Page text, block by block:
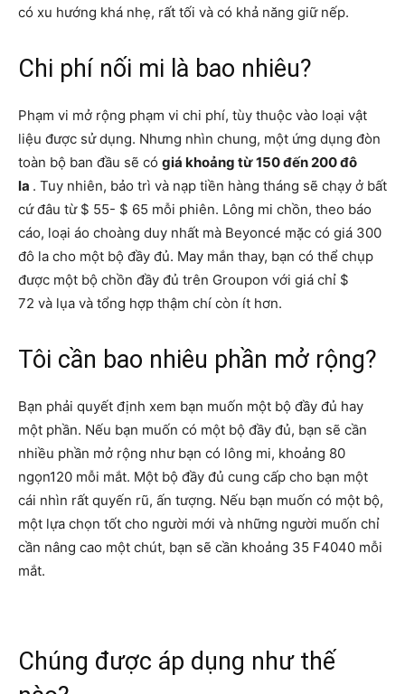
có xu hướng khá nhẹ, rất tối và có khả năng giữ nếp.
Chi phí nối mi là bao nhiêu?
Phạm vi mở rộng phạm vi chi phí, tùy thuộc vào loại vật
liệu được sử dụng. Nhưng nhìn chung, một ứng dụng đòn
toàn bộ ban đầu sẽ có giá khoảng từ 150 đến 200 đô
la . Tuy nhiên, bảo trì và nạp tiền hàng tháng sẽ chạy ở bất
cứ đâu từ $ 55- $ 65 mỗi phiên. Lông mi chồn, theo báo
cáo, loại áo choàng duy nhất mà Beyoncé mặc có giá 300
đô la cho một bộ đầy đủ. May mắn thay, bạn có thể chụp
được một bộ chồn đầy đủ trên Groupon với giá chỉ $
72 và lụa và tổng hợp thậm chí còn ít hơn.
Tôi cần bao nhiêu phần mở rộng?
Bạn phải quyết định xem bạn muốn một bộ đầy đủ hay
một phần. Nếu bạn muốn có một bộ đầy đủ, bạn sẽ cần
nhiều phần mở rộng như bạn có lông mi, khoảng 80
ngọn120 mỗi mắt. Một bộ đầy đủ cung cấp cho bạn một
cái nhìn rất quyến rũ, ấn tượng. Nếu bạn muốn có một bộ,
một lựa chọn tốt cho người mới và những người muốn chỉ
cần nâng cao một chút, bạn sẽ cần khoảng 35 F4040 mỗi
mắt.
Chúng được áp dụng như thế